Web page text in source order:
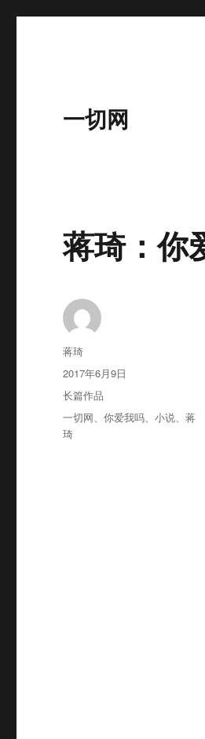
一切网
蒋琦：你
作
者
蒋琦
发
布
于
2017年6月9日
分
长篇作品
标
签
一切网、你爱我吗、小说、蒋
琦